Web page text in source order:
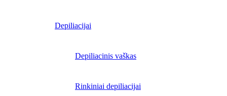
Depiliacijai
Depiliacinis vaškas
Rinkiniai depiliacijai